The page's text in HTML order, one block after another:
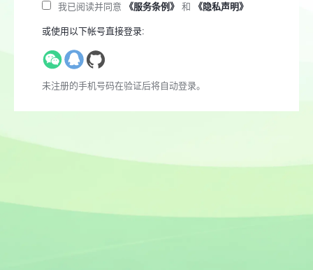
我已阅读并同意 《服务条例》 和 《隐私声明》
或使用以下帐号直接登录:
未注册的手机号码在验证后将自动登录。